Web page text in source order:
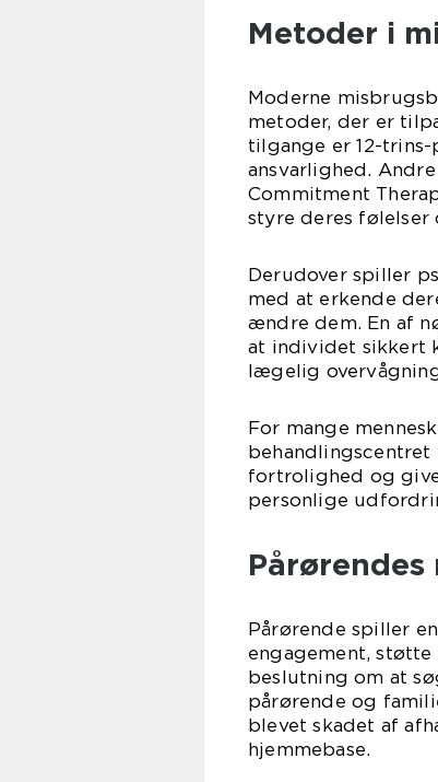
Metoder i
Moderne
metoder, der er
tilgange er 12-
ansvarlighed.
Commitment
styre deres følelser
Derudover spiller
med at erkende
ændre dem. En af
at individet sikkert
lægelig
For mange
fortrolighed og
personlige
Pårørende spiller
engagement,
beslutning om at
pårørende og
blevet skadet af
hjemmebase.